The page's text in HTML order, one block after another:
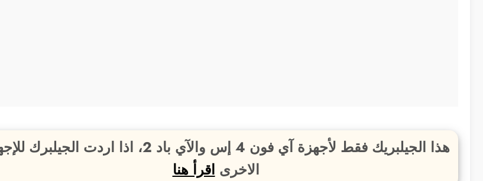
هذا الجيلبريك فقط لأجهزة آي فون 4 إس والآي باد 2، اذا اردت
الاخرى اقرأ هنا